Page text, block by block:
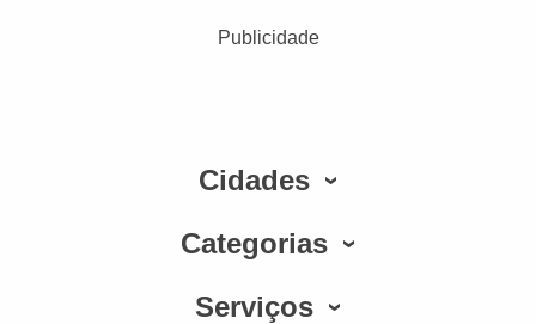
Publicidade
Cidades
Categorias
Serviços